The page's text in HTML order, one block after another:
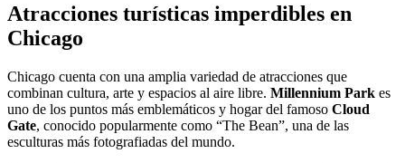
Atracciones turísticas imperdibles en
Chicago
Chicago cuenta con una amplia variedad de atracciones que
combinan cultura, arte y espacios al aire libre. Millennium Park es
uno de los puntos más emblemáticos y hogar del famoso Cloud
Gate, conocido popularmente como “The Bean”, una de las
esculturas más fotografiadas del mundo.